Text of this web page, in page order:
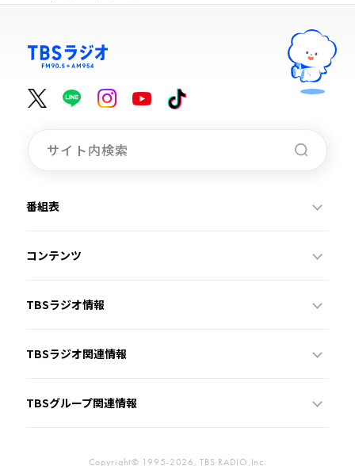
番組表
コンテンツ
TBSラジオ情報
TBSラジオ関連情報
TBSグループ関連情報
Copyright© 1995-2026, TBS RADIO,Inc.